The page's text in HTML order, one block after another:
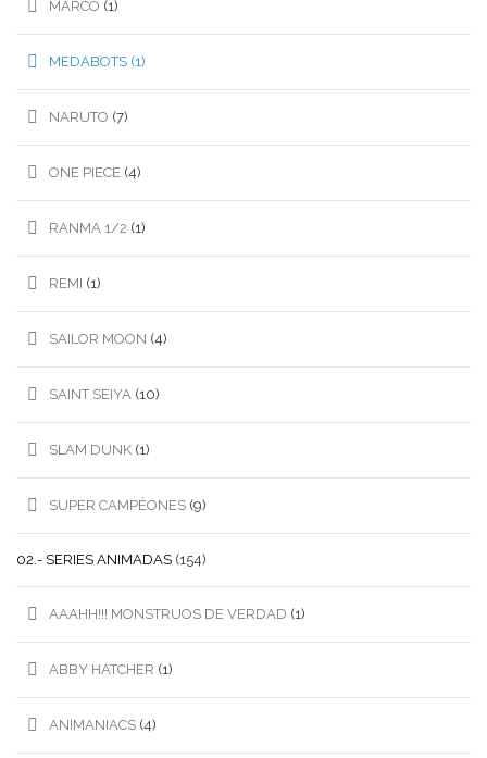
MARCO (1)
MEDABOTS (1)
NARUTO (7)
ONE PIECE (4)
RANMA 1/2 (1)
REMI (1)
SAILOR MOON (4)
SAINT SEIYA (10)
SLAM DUNK (1)
SUPER CAMPÉONES (9)
02.- SERIES ANIMADAS (154)
AAAHH!!! MONSTRUOS DE VERDAD (1)
ABBY HATCHER (1)
ANIMANIACS (4)